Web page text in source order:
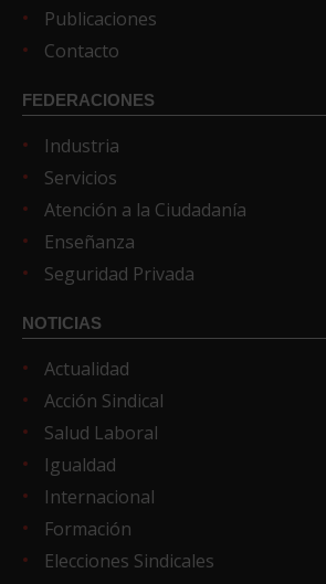
Publicaciones
Contacto
FEDERACIONES
Industria
Servicios
Atención a la Ciudadanía
Enseñanza
Seguridad Privada
NOTICIAS
Actualidad
Acción Sindical
Salud Laboral
Igualdad
Internacional
Formación
Elecciones Sindicales